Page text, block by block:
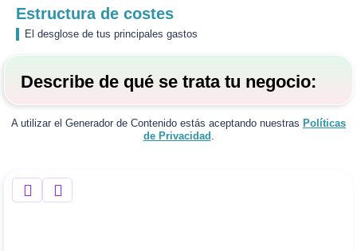
Estructura de costes
El desglose de tus principales gastos
Describe de qué se trata tu negocio:
A utilizar el Generador de Contenido estás aceptando nuestras Políticas
de Privacidad